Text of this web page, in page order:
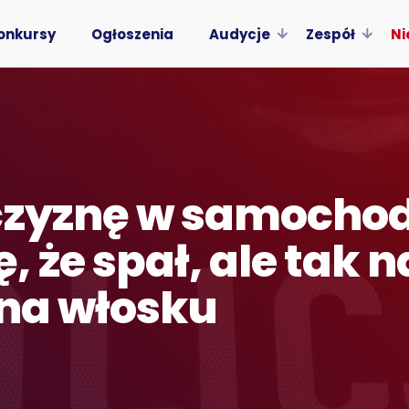
Ogłoszenia Audycje Zespół
w
że spał, ale tak
włosku